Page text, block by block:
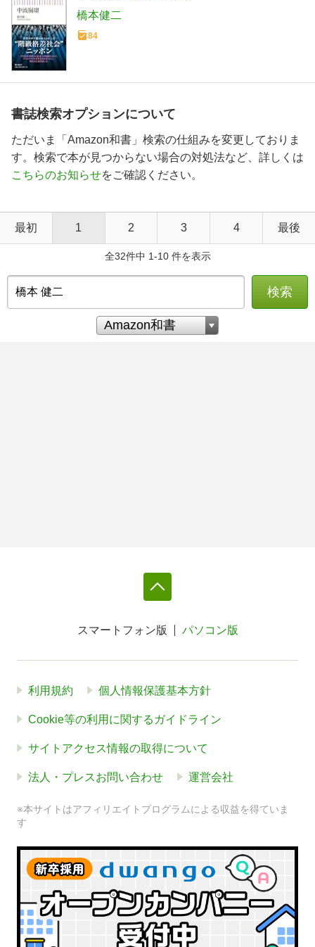
橋本健二
84
書誌検索オプションについて
ただいま「Amazon和書」検索の仕組みを変更しておりま
す。検索で本が見つからない場合の対処法など、詳しくは
こちらのお知らせをご確認ください。
最初 1 2 3 4 最後
全32件中 1-10 件を表示
検索
スマートフォン版 パソコン版
利用規約 個人情報保護基本方針
Cookie等の利用に関するガイドライン
サイトアクセス情報の取得について
法人・プレスお問い合わせ 運営会社
※本サイトはアフィリエイトプログラムによる収益を得ていま
す